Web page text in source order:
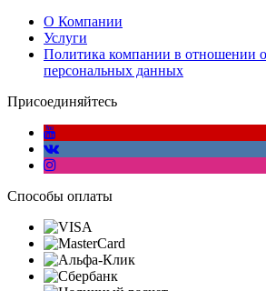
О Компании
Услуги
Политика компании в отношении
персональных данных
Присоединяйтесь
Способы оплаты